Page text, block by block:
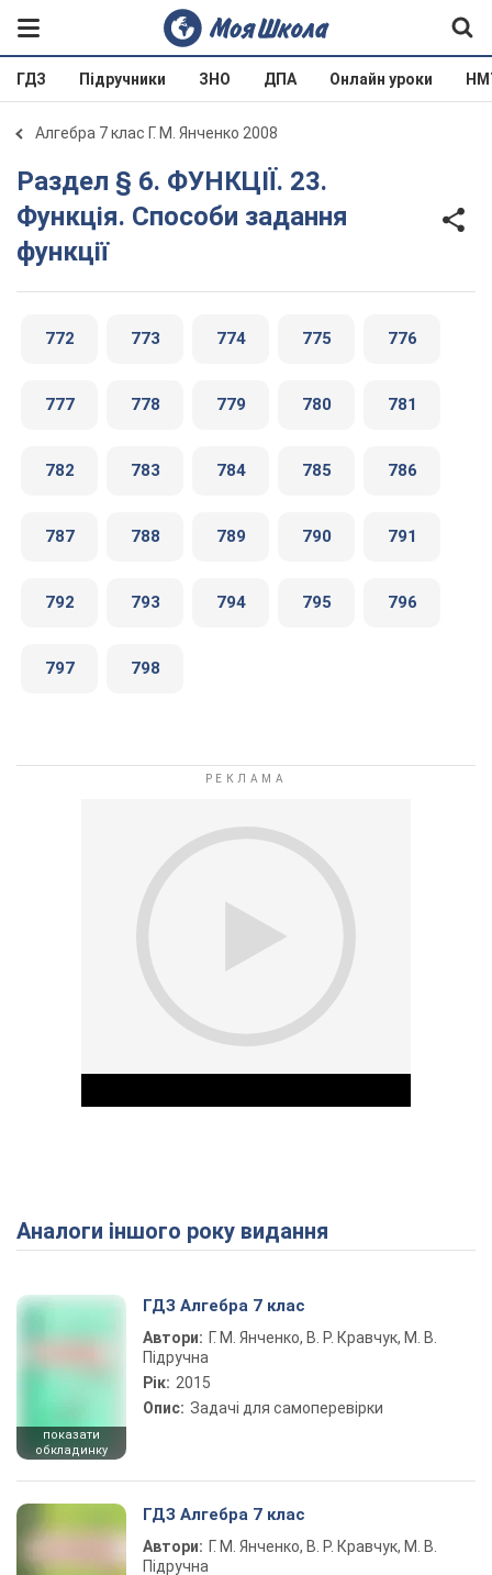
ГДЗ Підручники ЗНО ДПА Онлайн уроки
Алгебра 7 клас Г. М. Янченко 2008
Раздел § 6. ФУНКЦІЇ. 23.
Функція. Способи задання
функції
772 773 774 775 776
777 778 779 780 781
782 783 784 785 786
787 788 789 790 791
792 793 794 795 796
797 798
Play Video
Аналоги іншого року видання
показати
обкладинку
ГДЗ Алгебра 7 клас
Автори: Г. М. Янченко, В. Р. Кравчук, М. В.
Підручна
Рік: 2015
Опис: Задачі для самоперевірки
ГДЗ Алгебра 7 клас
Автори: Г. М. Янченко, В. Р. Кравчук, М. В.
Підручна